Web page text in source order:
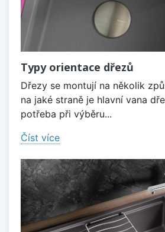
Typy orientace dřezů
Dřezy se montují na několik
na jaké straně je hlavní vana
potřeba při výběru...
Číst více